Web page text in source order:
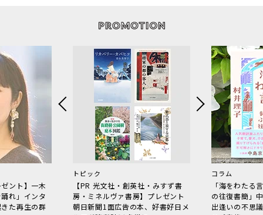
ント】一木
れ」インタ
た再生の群
トピック
【PR 光文社・創英社・みすず書
房・ミネルヴァ書房】プレゼント
朝日新聞1面広告の本、好書好日メ
コラム
「海をわた
の往復書簡」
出逢いの不思